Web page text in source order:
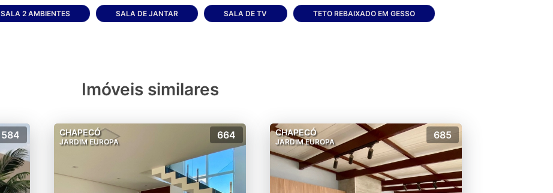
SALA 2 AMBIENTES SALA DE JANTAR SALA DE TV TETO REBAIXADO EM GESSO
Imóveis similares
584 CHAPECÓ
JARDIM EUROPA
664 CHAPECÓ
JARDIM EUROPA
685